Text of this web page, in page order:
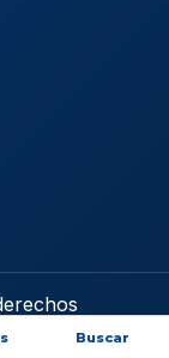
Buscar